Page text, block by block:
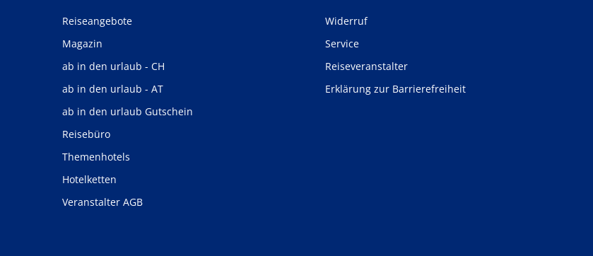
Reiseangebote
Magazin
ab in den urlaub - CH
ab in den urlaub - AT
ab in den urlaub Gutschein
Reisebüro
Themenhotels
Hotelketten
Veranstalter AGB
Widerruf
Service
Reiseveranstalter
Erklärung zur Barrierefreiheit